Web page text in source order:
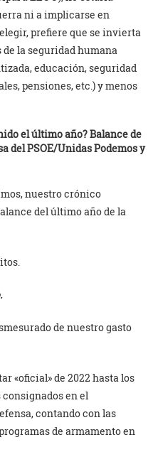
ni a implicarse en
prefiere que se invierta
la seguridad humana
educación, seguridad
pensiones, etc.) y menos
el último año? Balance de
del PSOE/Unidas Podemos y
nuestro crónico
del último año de la
de nuestro gasto
«oficial» de 2022 hasta los
consignados en el
contando con las
de armamento en